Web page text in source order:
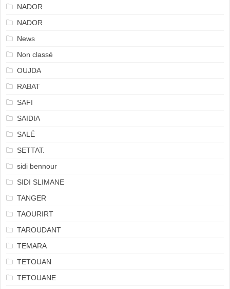
NADOR
NADOR
News
Non classé
OUJDA
RABAT
SAFI
SAIDIA
SALÉ
SETTAT.
sidi bennour
SIDI SLIMANE
TANGER
TAOURIRT
TAROUDANT
TEMARA
TETOUAN
TETOUANE